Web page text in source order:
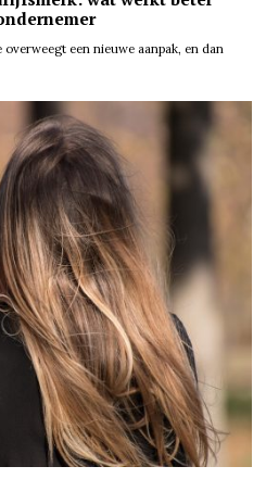
een nieuwe aanpak, en dan